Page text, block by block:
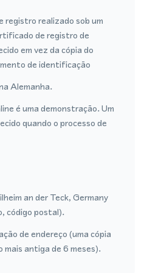
registro realizado sob um
de registro de
em vez da cópia do
de identificação
Alemanha.
é uma demonstração. Um
quando o processo de
an der Teck, Germany
código postal).
de endereço (uma cópia
mais antiga de 6 meses).